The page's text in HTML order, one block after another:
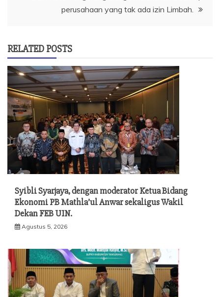
perusahaan yang tak ada izin Limbah.
RELATED POSTS
Syibli Syarjaya, dengan moderator Ketua Bidang
Ekonomi PB Mathla’ul Anwar sekaligus Wakil
Dekan FEB UIN.
Agustus 5, 2026